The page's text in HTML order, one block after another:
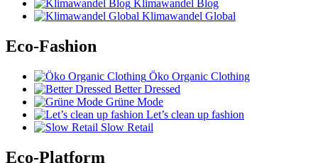
Klimawandel Blog
Klimawandel Global
Eco-Fashion
Öko Organic Clothing
Better Dressed
Grüne Mode
Let’s clean up fashion
Slow Retail
Eco-Platform